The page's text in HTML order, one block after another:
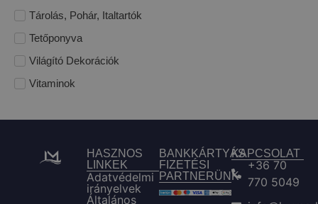
Tárolás, Pohár, Italtartók
Tetőponyva
Világító Dekorációk
Vitaminok
HASZNOS
LINKEK
Adatvédelmi
irányelvek
Általános
BANKKÁRTYÁS
FIZETÉSI
PARTNERÜNK
KAPCSOLAT
+36 70
770 5049